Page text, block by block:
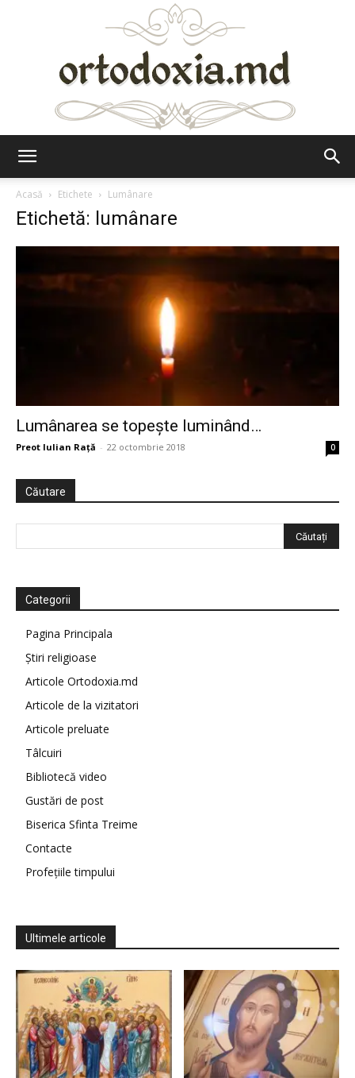
Acasă
Etichete Lumânare
Etichetă: lumânare
Lumânarea se topește luminând…
Preot Iulian Raţă - 22 octombrie 2018 0
Căutare
Categorii
Pagina Principala
Știri religioase
Articole Ortodoxia.md
Articole de la vizitatori
Articole preluate
Tâlcuiri
Bibliotecă video
Gustări de post
Biserica Sfinta Treime
Contacte
Profețiile timpului
Ultimele articole